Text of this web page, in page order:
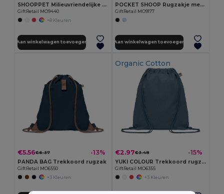
SHOOPPET Milieuvriendelijke RPET Rugzak met Trekkoord
GiftRetail MO9440
+8 Kleuren
Aan winkelwagen toevoegen
POCKET SHOOP Rugzakje met voorvak en rits
GiftRetail MO9177
Aan winkelwagen toevoegen
€5.56€6.37 -13%
PANDA BAG Trekkoord rugzak
GiftRetail MO6550
+3 Kleuren
Organic Cotton
€2.97€3.48 -15%
YUKI COLOUR Trekkoord rugzak van organisch
GiftRetail MO6355
+3 Kleuren